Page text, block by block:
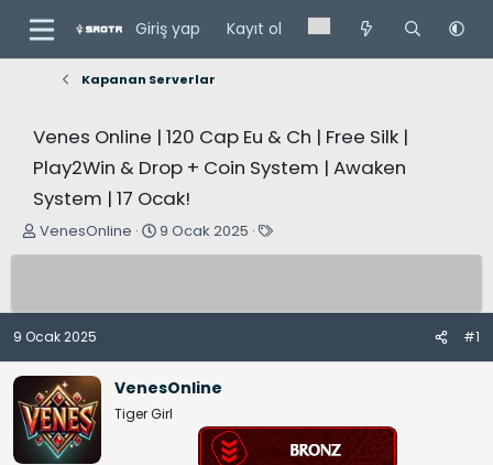
Giriş yap Kayıt ol
Kapanan Serverlar
Venes Online | 120 Cap Eu & Ch | Free Silk |
Play2Win & Drop + Coin System | Awaken
System | 17 Ocak!
K
o
B
a
ş
l
VenesOnline
B
a
ı
ç
9 Ocak 2025
E
t
r
9 Ocak 2025 #1
VenesOnline
Tiger Girl